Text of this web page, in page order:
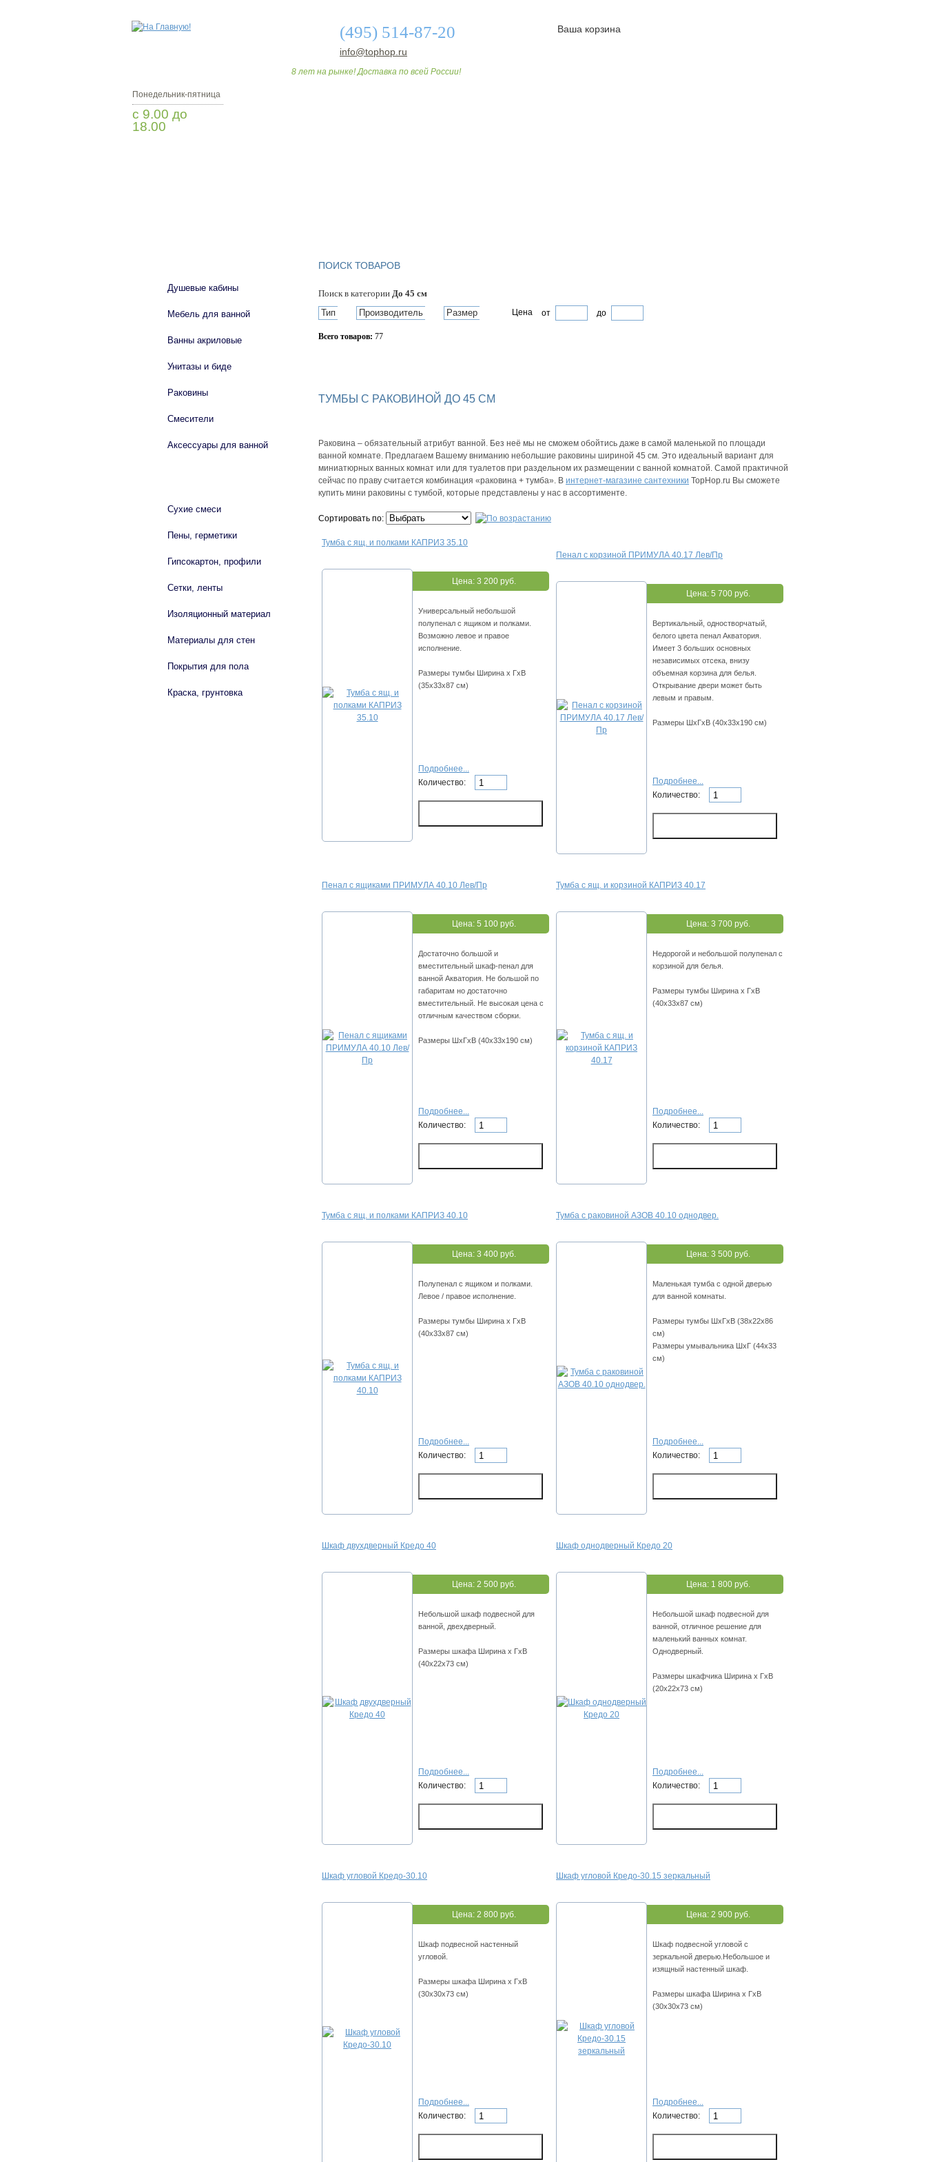
(495) 514-87-20
info@tophop.ru
8 лет на рынке! Доставка по всей России!
Ваша корзина
Понедельник-пятница
с 9.00 до
18.00
ПОИСК ТОВАРОВ
Поиск в категории До 45 см
Тип
Производитель Размер Цена от до
Всего товаров: 77
ТУМБЫ С РАКОВИНОЙ ДО 45 СМ
Раковина – обязательный атрибут ванной. Без неё мы не сможем обойтись даже в самой маленькой по площади
ванной комнате. Предлагаем Вашему вниманию небольшие раковины шириной 45 см. Это идеальный вариант для
миниатюрных ванных комнат или для туалетов при раздельном их размещении с ванной комнатой. Самой практичной
сейчас по праву считается комбинация «раковина + тумба». В интернет-магазине сантехники TopHop.ru Вы сможете
купить мини раковины с тумбой, которые представлены у нас в ассортименте.
Сортировать по:
Тумба с ящ. и полками КАПРИЗ 35.10
Цена: 3 200 руб.
Универсальный небольшой
полупенал с ящиком и полками.
Возможно левое и правое
исполнение.
Размеры тумбы Ширина х ГхВ
(35х33х87 см)
Подробнее...
Количество:
Пенал с корзиной ПРИМУЛА 40.17 Лев/Пр
Цена: 5 700 руб.
Вертикальный, одностворчатый,
белого цвета пенал Акватория.
Имеет 3 больших основных
независимых отсека, внизу
объемная корзина для белья.
Открывание двери может быть
левым и правым.
Размеры ШхГхВ (40х33х190 см)
Подробнее...
Количество:
Пенал с ящиками ПРИМУЛА 40.10 Лев/Пр
Цена: 5 100 руб.
Достаточно большой и
вместительный шкаф-пенал для
ванной Акватория. Не большой по
габаритам но достаточно
вместительный. Не высокая цена с
отличным качеством сборки.
Размеры ШхГхВ (40х33х190 см)
Подробнее...
Количество:
Тумба с ящ. и корзиной КАПРИЗ 40.17
Цена: 3 700 руб.
Недорогой и небольшой полупенал с
корзиной для белья.
Размеры тумбы Ширина х ГхВ
(40х33х87 см)
Подробнее...
Количество:
Тумба с ящ. и полками КАПРИЗ 40.10
Цена: 3 400 руб.
Полупенал с ящиком и полками.
Левое / правое исполнение.
Размеры тумбы Ширина х ГхВ
(40х33х87 см)
Подробнее...
Количество:
Тумба с раковиной АЗОВ 40.10 однодвер.
Цена: 3 500 руб.
Маленькая тумба с одной дверью
для ванной комнаты.
Размеры тумбы ШхГхВ (38х22х86
см)
Размеры умывальника ШхГ (44х33
см)
Подробнее...
Количество:
Шкаф двухдверный Кредо 40
Цена: 2 500 руб.
Небольшой шкаф подвесной для
ванной, двехдверный.
Размеры шкафа Ширина х ГхВ
(40х22х73 см)
Подробнее...
Количество:
Шкаф однодверный Кредо 20
Цена: 1 800 руб.
Небольшой шкаф подвесной для
ванной, отличное решение для
маленький ванных комнат.
Однодверный.
Размеры шкафчика Ширина х ГхВ
(20х22х73 см)
Подробнее...
Количество:
Шкаф угловой Кредо-30.10
Цена: 2 800 руб.
Шкаф подвесной настенный
угловой.
Размеры шкафа Ширина х ГхВ
(30х30х73 см)
Подробнее...
Количество:
Шкаф угловой Кредо-30.15 зеркальный
Цена: 2 900 руб.
Шкаф подвесной угловой с
зеркальной дверью.Небольшое и
изящный настенный шкаф.
Размеры шкафа Ширина х ГхВ
(30х30х73 см)
Подробнее...
Количество:
Душевые кабины
Мебель для ванной
Ванны акриловые
Унитазы и биде
Раковины
Смесители
Аксессуары для ванной
Сухие смеси
Пены, герметики
Гипсокартон, профили
Сетки, ленты
Изоляционный материал
Материалы для стен
Покрытия для пола
Краска, грунтовка